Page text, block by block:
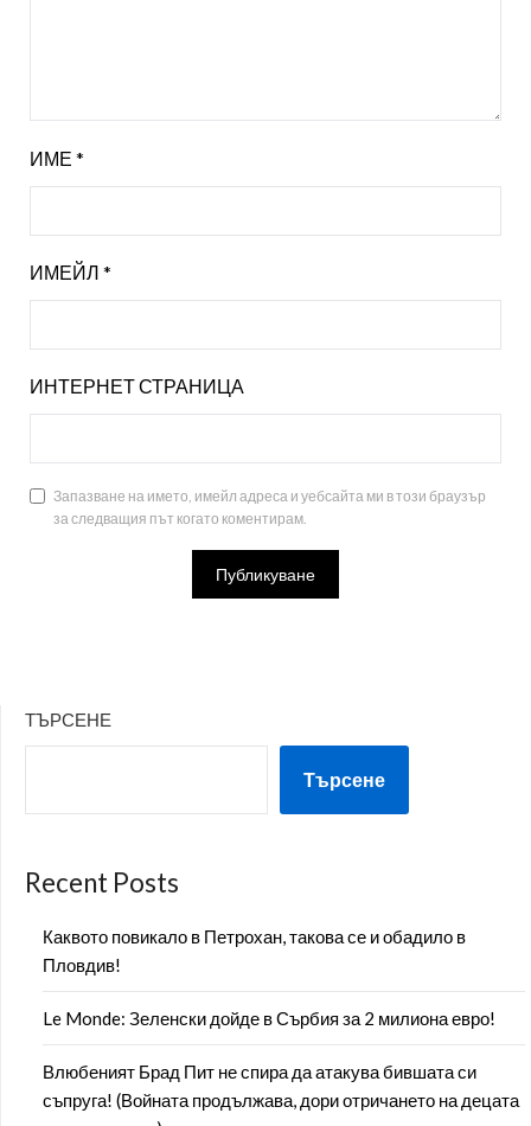
ИМЕ *
ИМЕЙЛ *
ИНТЕРНЕТ СТРАНИЦА
Запазване на името, имейл адреса и уебсайта ми в този браузър
за следващия път когато коментирам.
ТЪРСЕНЕ
Търсене
Recent Posts
Каквото повикало в Петрохан, такова се и обадило в
Пловдив!
Le Monde: Зеленски дойде в Сърбия за 2 милиона евро!
Влюбеният Брад Пит не спира да атакува бившата си
съпруга! (Войната продължава, дори отричането на децата